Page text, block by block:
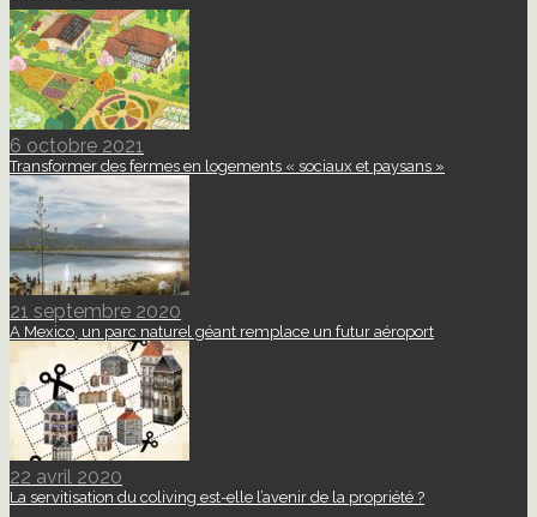
6 octobre 2021
Transformer des fermes en logements « sociaux et paysans »
21 septembre 2020
A Mexico, un parc naturel géant remplace un futur aéroport
22 avril 2020
La servitisation du coliving est-elle l’avenir de la propriété ?